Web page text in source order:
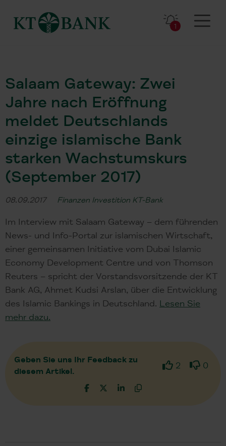
1
Salaam Gateway: Zwei
Jahre nach Eröffnung
meldet Deutschlands
einzige islamische Bank
starken Wachstumskurs
(September 2017)
08.09.2017 Finanzen Investition KT-Bank
Im Interview mit Salaam Gateway – dem führenden
News- und Info-Portal zur islamischen Wirtschaft,
einer gemeinsamen Initiative vom Dubai Islamic
Economy Development Centre und von Thomson
Reuters – spricht der Vorstandsvorsitzende der KT
Bank AG, Ahmet Kudsi Arslan, über die Entwicklung
des Islamic Bankings in Deutschland.
Lesen Sie
mehr dazu.
Geben Sie uns Ihr Feedback zu
diesem Artikel.
2 0